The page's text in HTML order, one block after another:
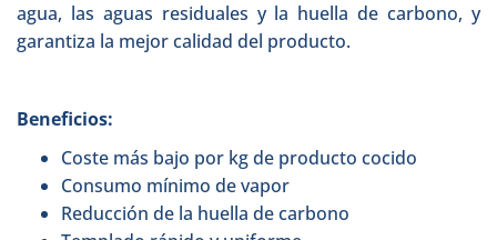
agua, las aguas residuales y la huella de carbono, y
garantiza la mejor calidad del producto.
Beneficios:
Coste más bajo por kg de producto cocido
Consumo mínimo de vapor
Reducción de la huella de carbono